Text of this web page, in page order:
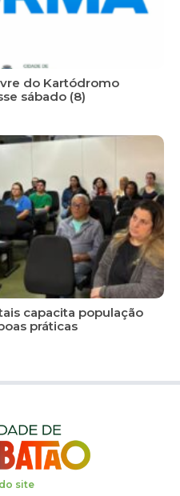
do Kartódromo
sábado (8)
capacita população
práticas
site